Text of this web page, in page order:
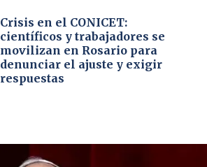
Crisis en el CONICET:
científicos y trabajadores se
movilizan en Rosario para
denunciar el ajuste y exigir
respuestas